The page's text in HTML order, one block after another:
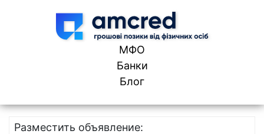
МФО
Банки
Блог
Разместить объявление: